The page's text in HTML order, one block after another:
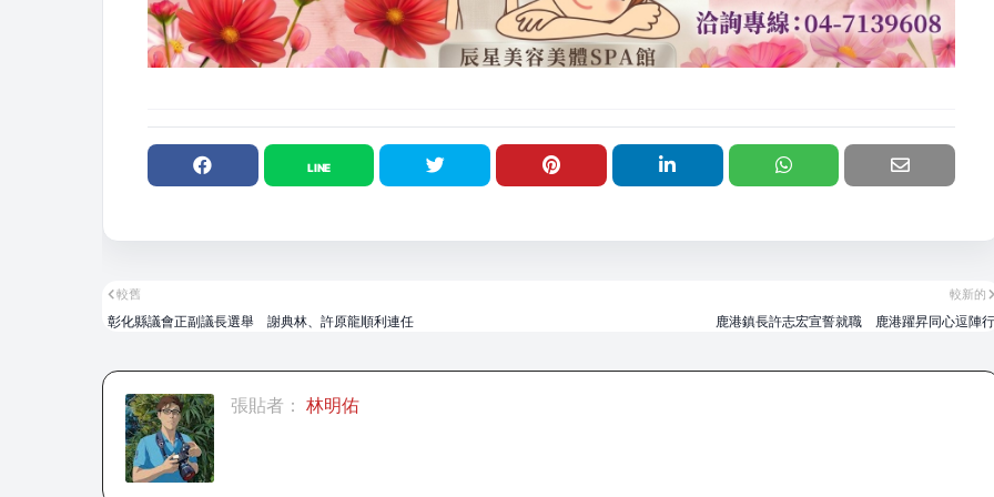
較新的
鹿港鎮長許志宏宣誓就職 鹿港躍昇同心逗陣行
較舊
彰化縣議會正副議長選舉 謝典林、許原龍順利連任
張貼者： 林明佑